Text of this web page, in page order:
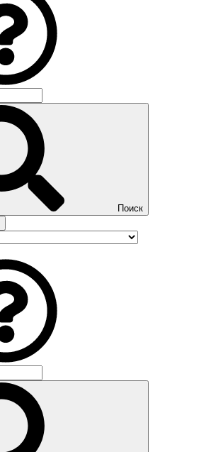
Поиск